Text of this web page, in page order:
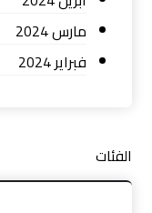
مارس 2024
فبراير 2024
الفئات